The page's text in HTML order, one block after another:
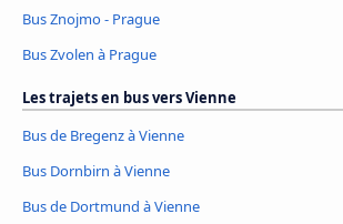
Bus Znojmo - Prague
Bus Zvolen à Prague
Les trajets en bus vers Vienne
Bus de Bregenz à Vienne
Bus Dornbirn à Vienne
Bus de Dortmund à Vienne